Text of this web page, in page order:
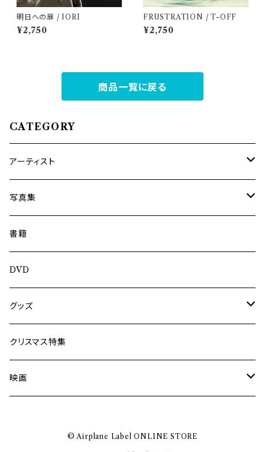
明日への扉 / IORI
¥2,750
FRUSTRATION / T-OFF
¥2,750
商品一覧に戻る
CATEGORY
アーティスト
内海利勝
南博
ASA-CHANG
Jun Kawabata
Mooney
ミャンマー伝統音楽
写真集
Jun Kawabata
旅の記憶
書籍
DVD
グッズ
Tシャツ
クリスマス特集
映画
© Airplane Label ONLINE STORE